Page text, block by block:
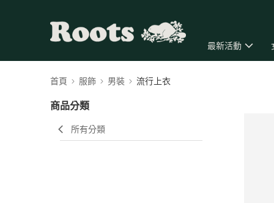
最新活動
首頁 服飾 男裝 流行上衣
商品分類
所有分類